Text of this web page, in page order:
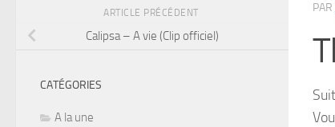
PAR
ARTICLE PRÉCÉDENT
Calipsa – A vie (Clip officiel)
CATÉGORIES
A la une